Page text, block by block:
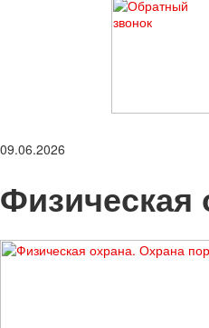
09.06.2026
Физическая